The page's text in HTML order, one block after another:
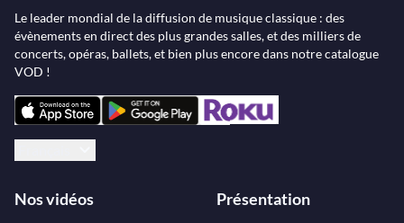
Le leader mondial de la diffusion de musique classique : des
évènements en direct des plus grandes salles, et des milliers de
concerts, opéras, ballets, et bien plus encore dans notre catalogue
VOD !
Nos vidéos Présentation